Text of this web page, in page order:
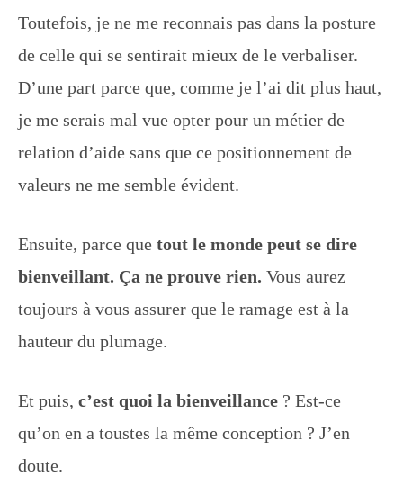
Toutefois, je ne me reconnais pas dans la posture
de celle qui se sentirait mieux de le verbaliser.
D’une part parce que, comme je l’ai dit plus haut,
je me serais mal vue opter pour un métier de
relation d’aide sans que ce positionnement de
valeurs ne me semble évident.
Ensuite, parce que tout le monde peut se dire
bienveillant. Ça ne prouve rien. Vous aurez
toujours à vous assurer que le ramage est à la
hauteur du plumage.
Et puis, c’est quoi la bienveillance ? Est-ce
qu’on en a toustes la même conception ? J’en
doute.